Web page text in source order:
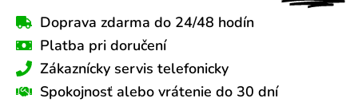
Doprava zdarma do 24/48 hodín
Platba pri doručení
Zákaznícky servis telefonicky
Spokojnosť alebo vrátenie do 30 dní